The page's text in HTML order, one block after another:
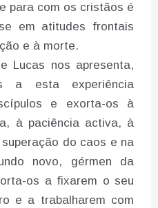
para com os cristãos é
em atitudes frontais
e à morte.
Lucas nos apresenta,
a esta experiência
e exorta-os à
à paciência activa, à
do caos e na
novo, gérmen da
os a fixarem o seu
e a trabalharem com